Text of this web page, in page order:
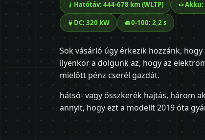
Hatótáv: 444-678 km (WLTP) Akku:
DC: 320 kW 0-100: 2,2 s
Sok vásárló úgy érkezik hozzánk,
ilyenkor a dolgunk az, hogy az
mielőtt pénz cserél gazdát.
hátsó- vagy összkerék hajtás, három
annyit, hogy ezt a modellt 2019 óta